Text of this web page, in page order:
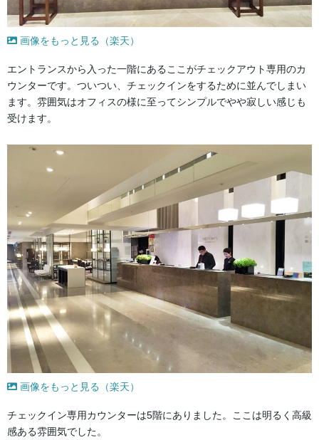
画像をもっと見る（楽天）
エントランスから入った一階にあるここがチェックアウト専用のカ
ウンターです。ついつい、チェックインをするために並んでしまい
ます。雰囲気はオフィスの様に至ってシンプルでやや寂しい感じも
受けます。
画像をもっと見る（楽天）
チェックイン専用カウンターは5階にありました。ここは明るく高級
感ある雰囲気でした。